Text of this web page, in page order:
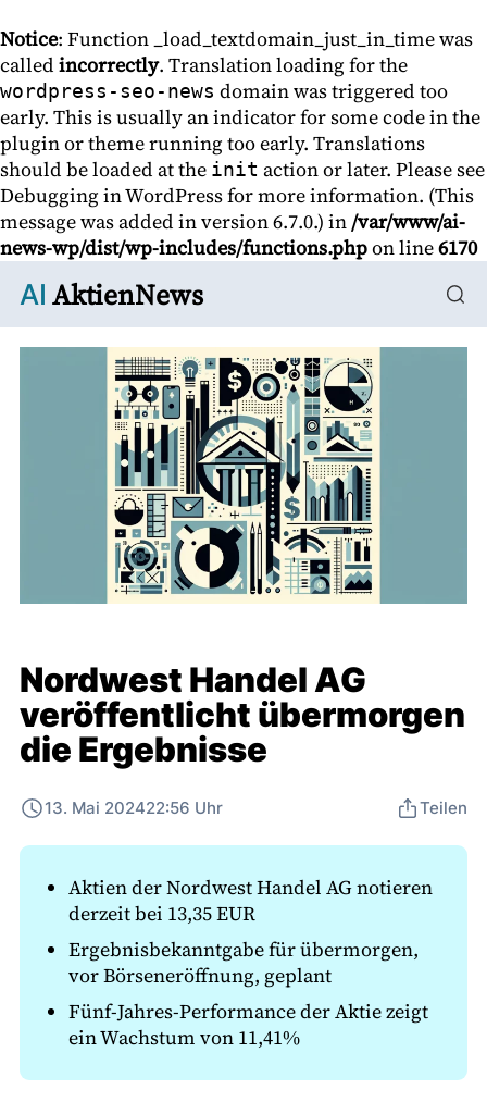
Notice: Function _load_textdomain_just_in_time was
called incorrectly. Translation loading for the
wordpress-seo-news domain was triggered too
early. This is usually an indicator for some code in the
plugin or theme running too early. Translations
should be loaded at the init action or later. Please see
Debugging in WordPressfor more information. (This
message was added in version 6.7.0.) in/var/www/ai-
news-wp/dist/wp-includes/functions.phpon line6170
AI AktienNews
Nordwest Handel AG
veröffentlicht übermorgen
die Ergebnisse
13. Mai 202422:56 Uhr Teilen
Aktien der Nordwest Handel AG notieren
derzeit bei 13,35 EUR
Ergebnisbekanntgabe für übermorgen,
vor Börseneröffnung, geplant
Fünf-Jahres-Performance der Aktie zeigt
ein Wachstum von 11,41%